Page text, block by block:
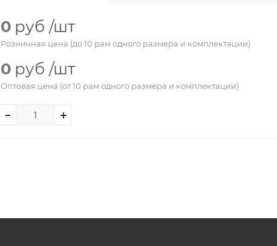
0 руб /шт
Розничная цена (до 10 рам одного размера и комплектации)
0 руб /шт
Оптовая цена (от 10 рам одного размера и комплектации)